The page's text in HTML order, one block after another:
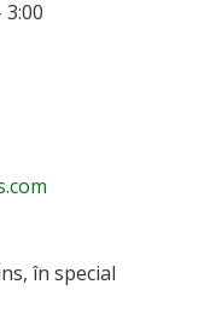
3:00
în special